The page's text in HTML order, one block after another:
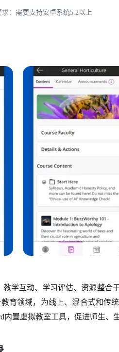
： 需要支持安卓系统5.2以上
教学互动、学习评估、资源整
育领域，为线上、混合式和传
内置虚拟教室工具，促进师生